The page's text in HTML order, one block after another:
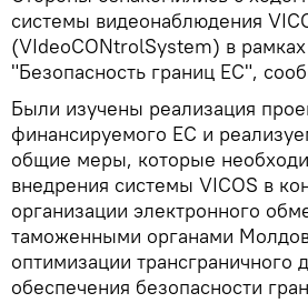
системы видеонаблюдения
(VIdeoCONtrolSystem) в рамках
"Безопасность границ ЕС",
Были изучены реализация
финансируемого ЕС и
общие меры, которые
внедрения системы VICOS в
организации электронного
таможенными органами
оптимизации трансграничного
обеспечения безопасности